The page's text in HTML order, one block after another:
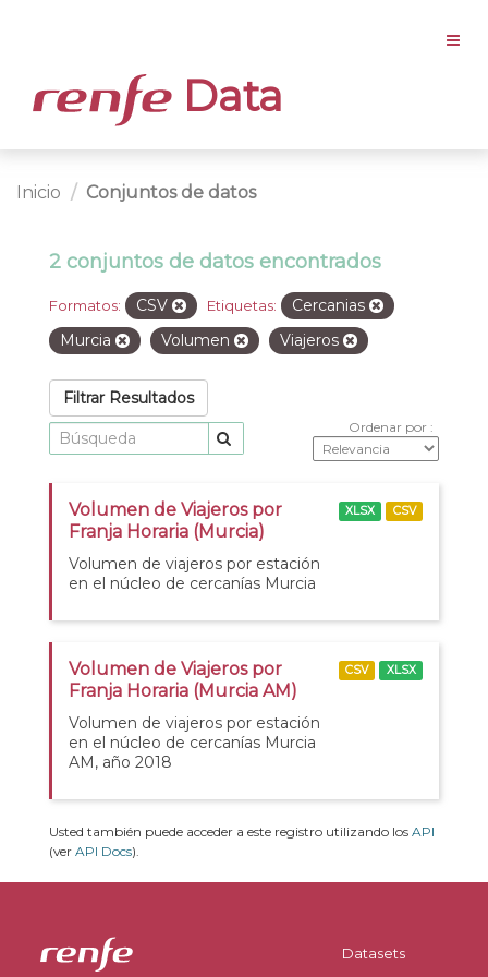
Data
Inicio Conjuntos de datos
2 conjuntos de datos encontrados
Formatos: CSV Etiquetas:
Cercanias
Murcia
Volumen Viajeros
Filtrar Resultados
Ordenar por
Volumen de Viajeros por
Franja Horaria (Murcia)
Volumen de viajeros por estación
en el núcleo de cercanías Murcia
XLSX CSV
Volumen de Viajeros por
Franja Horaria (Murcia AM)
Volumen de viajeros por estación
en el núcleo de cercanías Murcia
AM, año 2018
CSV XLSX
Usted también puede acceder a este registro utilizando los API
(ver API Docs).
Datasets